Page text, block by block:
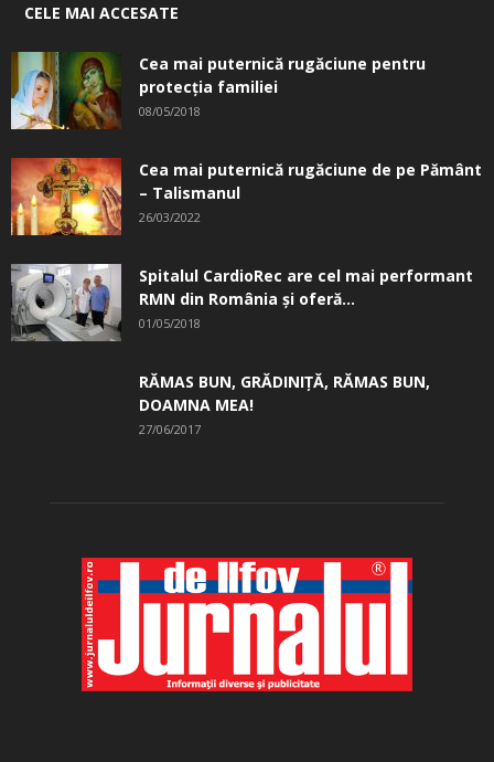
CELE MAI ACCESATE
Cea mai puternică rugăciune pentru
protecția familiei
08/05/2018
Cea mai puternică rugăciune de pe Pământ
– Talismanul
26/03/2022
Spitalul CardioRec are cel mai performant
RMN din România și oferă...
01/05/2018
RĂMAS BUN, GRĂDINIŢĂ, ­RĂMAS BUN,
DOAMNA MEA!
27/06/2017